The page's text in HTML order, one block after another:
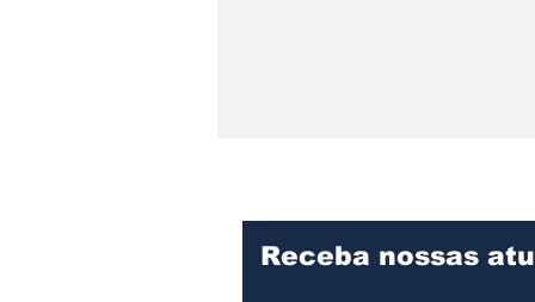
Receba nossas